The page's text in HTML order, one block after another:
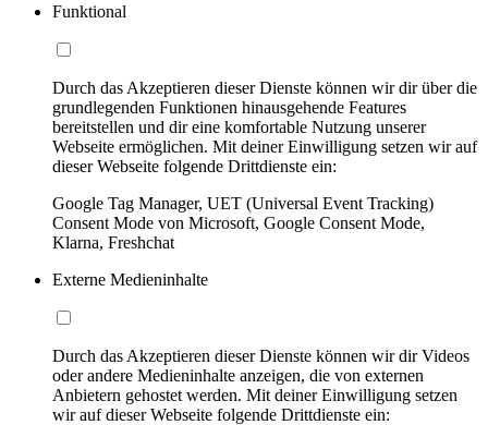
Funktional
Durch das Akzeptieren dieser Dienste können wir dir über die
grundlegenden Funktionen hinausgehende Features
bereitstellen und dir eine komfortable Nutzung unserer
Webseite ermöglichen. Mit deiner Einwilligung setzen wir auf
dieser Webseite folgende Drittdienste ein:
Google Tag Manager, UET (Universal Event Tracking)
Consent Mode von Microsoft, Google Consent Mode,
Klarna, Freshchat
Externe Medieninhalte
Durch das Akzeptieren dieser Dienste können wir dir Videos
oder andere Medieninhalte anzeigen, die von externen
Anbietern gehostet werden. Mit deiner Einwilligung setzen
wir auf dieser Webseite folgende Drittdienste ein: